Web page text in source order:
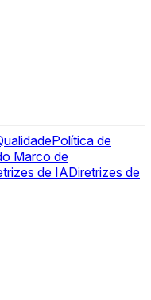
Política de
Marco de
de IADiretrizes de